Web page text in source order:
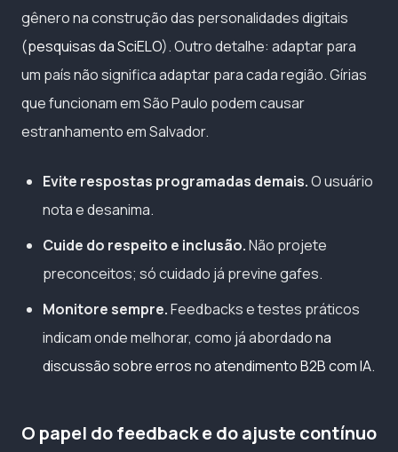
gênero na construção das personalidades digitais
(pesquisas da SciELO). Outro detalhe: adaptar para
um país não significa adaptar para cada região. Gírias
que funcionam em São Paulo podem causar
estranhamento em Salvador.
Evite respostas programadas demais.O usuário
nota e desanima.
Cuide do respeito e inclusão.Não projete
preconceitos; só cuidado já previne gafes.
Monitore sempre.Feedbacks e testes práticos
indicam onde melhorar, como já abordadona
discussão sobre erros no atendimento B2B com IA.
O papel do feedback e do ajuste contínuo